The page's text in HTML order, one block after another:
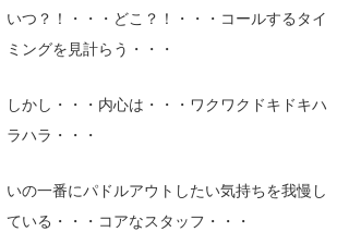
いつ？！・・・どこ？！・・・コールするタイ
ミングを見計らう・・・
しかし・・・内心は・・・ワクワクドキドキハ
ラハラ・・・
いの一番にパドルアウトしたい気持ちを我慢し
ている・・・コアなスタッフ・・・